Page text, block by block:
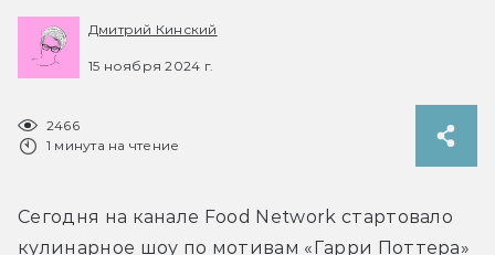
Дмитрий Кинский
15 ноября 2024 г.
2466
1 минута на чтение
Сегодня на канале Food Network стартовало
кулинарное шоу по мотивам «Гарри Поттера»